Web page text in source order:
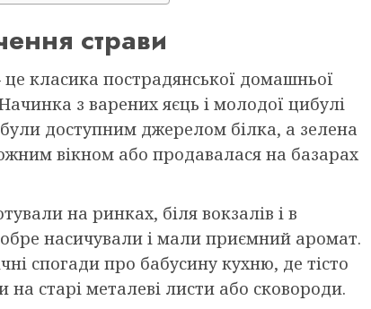
страви
класика пострадянської домашньої
з варених яєць і молодої цибулі
доступним джерелом білка, а зелена
вікном або продавалася на базарах
на ринках, біля вокзалів і в
насичували і мали приємний аромат.
спогади про бабусину кухню, де тісто
старі металеві листи або сковороди.